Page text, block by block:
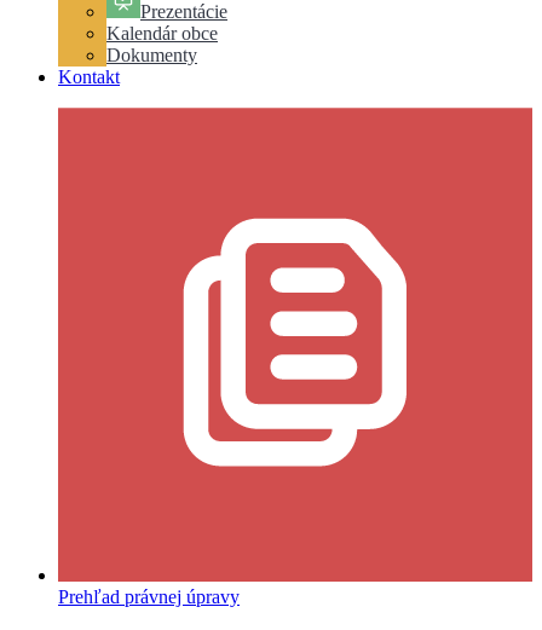
Prezentácie
Kalendár obce
Dokumenty
Kontakt
Prehľad právnej úpravy